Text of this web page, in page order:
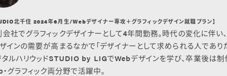
北千住 2024年6月生/Webデザイナー専攻＋グラフィックデザイン就職プラン】
社でグラフィックデザイナーとして4年間勤務。時代の変化に伴い
インの需要が高まるなかで「デザイナーとして求められる人でありた
タルハリウッドSTUDIO by LIGでWebデザインを学び、卒業後は
グラフィック両分野で活躍中。